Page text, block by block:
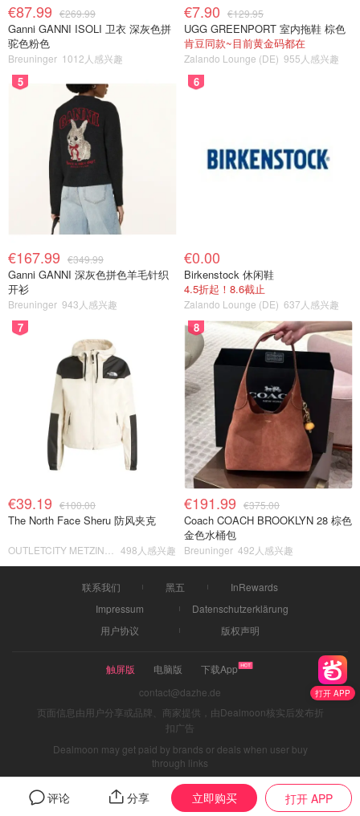
打开 APP
评论 分享 立即购买 打开 APP
€87.99 €269.99
Ganni GANNI ISOLI 卫衣 深灰色拼
驼色粉色
Breuninger 1012人感兴趣
€7.90 €129.95
UGG GREENPORT 室内拖鞋 棕色
肯豆同款~目前黄金码都在
Zalando Lounge (DE) 955人感兴趣
5
€167.99 €349.99
Ganni GANNI 深灰色拼色羊毛针织
开衫
Breuninger 943人感兴趣
6
€0.00
Birkenstock 休闲鞋
4.5折起！8.6截止
Zalando Lounge (DE) 637人感兴趣
7
€39.19 €100.00
The North Face Sheru 防风夹克
498人感兴趣
8
€191.99 €375.00
Coach COACH BROOKLYN 28 棕色
金色水桶包
Breuninger 492人感兴趣
联系我们 黑五
InRewards
Impressum
Datenschutzerklärung
用户协议
版权声明
触屏版 电脑版
下载App
contact@dazhe.de
页面信息由用户分享或品牌、商家提供，由Dealmoon核实后发布折
扣广告
Dealmoon may get paid by brands or deals when user buy
through links